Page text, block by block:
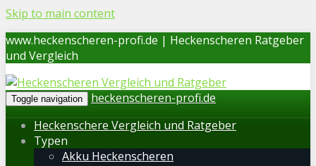
Skip to main content
www.heckenscheren-profi.de | Heckenscheren Ratgeber
und Vergleich
Toggle navigation
heckenscheren-profi.de
Heckenschere Vergleich und Ratgeber
Typen
Akku Heckenscheren